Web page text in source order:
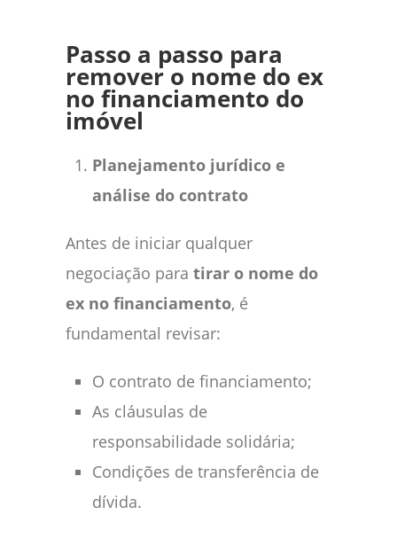
Passo a passo para
remover o nome do ex
no financiamento do
imóvel
Planejamento jurídico e
análise do contrato
Antes de iniciar qualquer
negociação para tirar o nome do
ex no financiamento, é
fundamental revisar:
O contrato de financiamento;
As cláusulas de
responsabilidade solidária;
Condições de transferência de
dívida.